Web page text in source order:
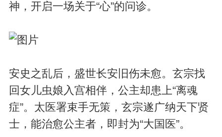
神，开启一场关于“心”的问诊。
安史之乱后，盛世长安旧伤未愈。玄宗找
回女儿虫娘入宫相伴，公主却患上“离魂
症”。太医署束手无策，玄宗遂广纳天下贤
士，能治愈公主者，即封为“大国医”。